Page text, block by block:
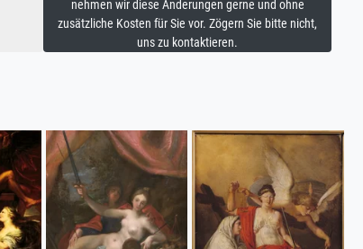
nehmen wir diese Änderungen gerne und ohne
zusätzliche Kosten für Sie vor. Zögern Sie bitte nicht,
uns zu kontaktieren.